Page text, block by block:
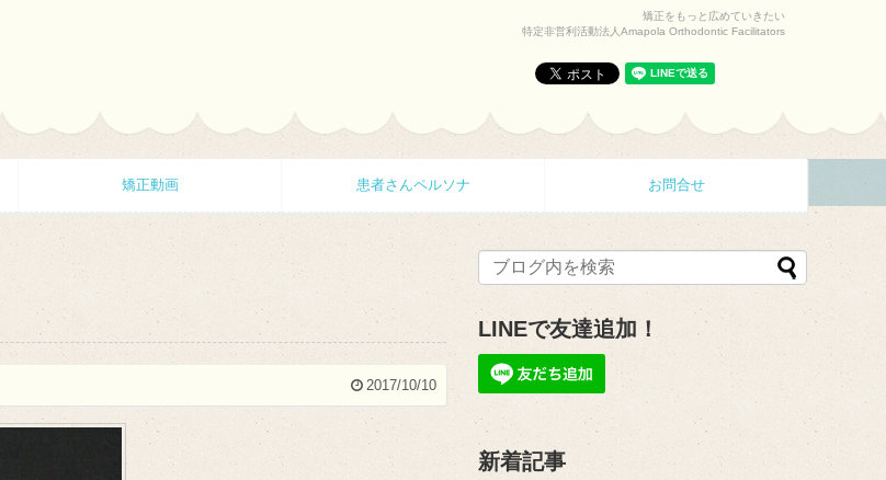
矯正をもっと広めていきたい
特定非営利活動法人Amapola Orthodontic Facilitators
矯正動画 患者さんペルソナ お問合せ
2017/10/10
LINEで友達追加！
新着記事